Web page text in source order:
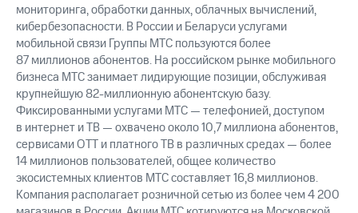
мониторинга, обработки данных, облачных вычислений,
кибербезопасности. В России и Беларуси услугами
мобильной связи Группы МТС пользуются более
87 миллионов абонентов. На российском рынке мобильного
бизнеса МТС занимает лидирующие позиции, обслуживая
крупнейшую 82-миллионную абонентскую базу.
Фиксированными услугами МТС — телефонией, доступом
в интернет и ТВ — охвачено около 10,7 миллиона абонентов,
сервисами OTT и платного ТВ в различных средах — более
14 миллионов пользователей, общее количество
экосистемных клиентов МТС составляет 16,8 миллионов.
Компания располагает розничной сетью из более чем 4 200